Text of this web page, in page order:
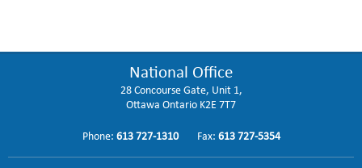
National Office
28 Concourse Gate, Unit 1,
Ottawa Ontario K2E 7T7
Phone: 613 727-1310 Fax: 613 727-5354